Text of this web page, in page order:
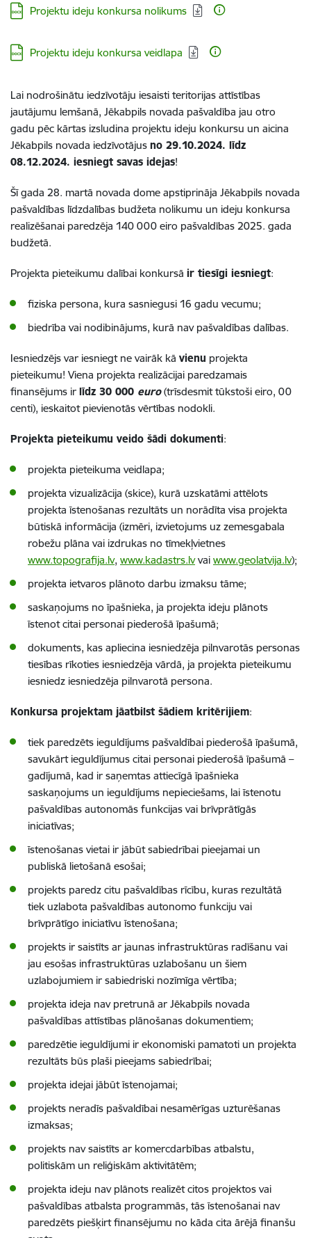
Lejupielādēt:
Projektu ideju konkursa nolikums
Lejupielādēt:
Projektu ideju konkursa veidlapa
Lai nodrošinātu iedzīvotāju iesaisti teritorijas attīstības
jautājumu lemšanā, Jēkabpils novada pašvaldība jau otro
gadu pēc kārtas izsludina projektu ideju konkursu un aicina
Jēkabpils novada iedzīvotājus no 29.10.2024. līdz
08.12.2024. iesniegt savas idejas!
Šī gada 28. martā novada dome apstiprināja Jēkabpils novada
pašvaldības līdzdalības budžeta nolikumu un ideju konkursa
realizēšanai paredzēja 140 000 eiro pašvaldības 2025. gada
budžetā.
Projekta pieteikumu dalībai konkursā ir tiesīgi iesniegt:
fiziska persona, kura sasniegusi 16 gadu vecumu;
biedrība vai nodibinājums, kurā nav pašvaldības dalības.
Iesniedzējs var iesniegt ne vairāk kā vienu projekta
pieteikumu! Viena projekta realizācijai paredzamais
finansējums ir līdz 30 000 euro(trīsdesmit tūkstoši eiro, 00
centi), ieskaitot pievienotās vērtības nodokli.
Projekta pieteikumu veido šādi dokumenti:
projekta pieteikuma veidlapa;
projekta vizualizācija (skice), kurā uzskatāmi attēlots
projekta īstenošanas rezultāts un norādīta visa projekta
būtiskā informācija (izmēri, izvietojums uz zemesgabala
robežu plāna vai izdrukas no tīmekļvietnes
www.topografija.lv, www.kadastrs.lvvai www.geolatvija.lv);
projekta ietvaros plānoto darbu izmaksu tāme;
saskaņojums no īpašnieka, ja projekta ideju plānots
īstenot citai personai piederošā īpašumā;
dokuments, kas apliecina iesniedzēja pilnvarotās personas
tiesības rīkoties iesniedzēja vārdā, ja projekta pieteikumu
iesniedz iesniedzēja pilnvarotā persona.
Konkursa projektam jāatbilst šādiem kritērijiem:
tiek paredzēts ieguldījums pašvaldībai piederošā īpašumā,
savukārt ieguldījumus citai personai piederošā īpašumā –
gadījumā, kad ir saņemtas attiecīgā īpašnieka
saskaņojums un ieguldījums nepieciešams, lai īstenotu
pašvaldības autonomās funkcijas vai brīvprātīgās
iniciatīvas;
īstenošanas vietai ir jābūt sabiedrībai pieejamai un
publiskā lietošanā esošai;
projekts paredz citu pašvaldības rīcību, kuras rezultātā
tiek uzlabota pašvaldības autonomo funkciju vai
brīvprātīgo iniciatīvu īstenošana;
projekts ir saistīts ar jaunas infrastruktūras radīšanu vai
jau esošas infrastruktūras uzlabošanu un šiem
uzlabojumiem ir sabiedriski nozīmīga vērtība;
projekta ideja nav pretrunā ar Jēkabpils novada
pašvaldības attīstības plānošanas dokumentiem;
paredzētie ieguldījumi ir ekonomiski pamatoti un projekta
rezultāts būs plaši pieejams sabiedrībai;
projekta idejai jābūt īstenojamai;
projekts neradīs pašvaldībai nesamērīgas uzturēšanas
izmaksas;
projekts nav saistīts ar komercdarbības atbalstu,
politiskām un reliģiskām aktivitātēm;
projekta ideju nav plānots realizēt citos projektos vai
pašvaldības atbalsta programmās, tās īstenošanai nav
paredzēts piešķirt finansējumu no kāda cita ārējā finanšu